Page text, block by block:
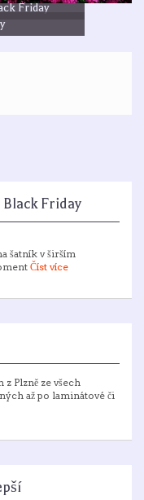
Friday
Friday
šatník v širším
Číst více
Plzně ze všech
až po laminátové či